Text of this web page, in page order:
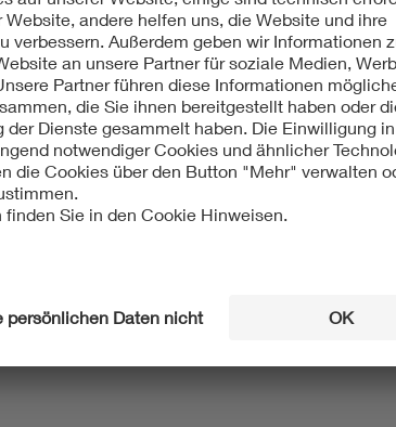
Funksendestellen rund um Berlin, Berlin 1997
Band V. Berlin, München 1980